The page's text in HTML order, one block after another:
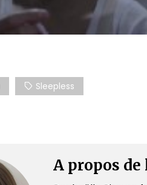
Sleepless
A propos